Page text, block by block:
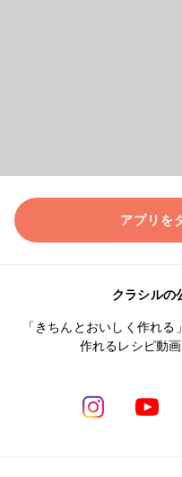
アプリを
クラシルの
「きちんとおいしく作れ
作れるレシピ動